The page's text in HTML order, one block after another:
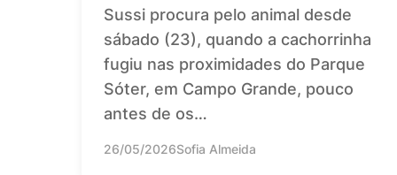
Sussi procura pelo animal desde
sábado (23), quando a cachorrinha
fugiu nas proximidades do Parque
Sóter, em Campo Grande, pouco
antes de os…
26/05/2026Sofia Almeida